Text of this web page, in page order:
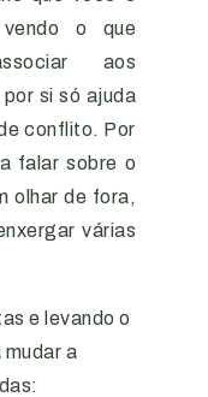
o que
aos
si só ajuda
conflito. Por
falar sobre o
olhar de fora,
várias
e levando o
a